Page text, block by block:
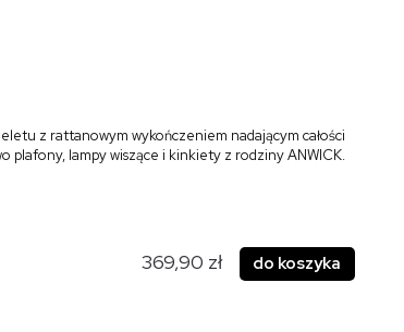
z rattanowym wykończeniem nadającym całości
plafony, lampy wiszące i kinkiety z rodziny ANWICK.
369,90 zł do koszyka